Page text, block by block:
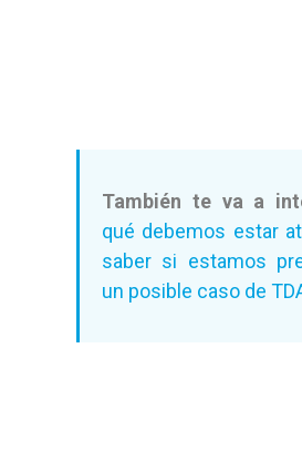
También te va a
qué debemos estar
saber si estamos
un posible caso de